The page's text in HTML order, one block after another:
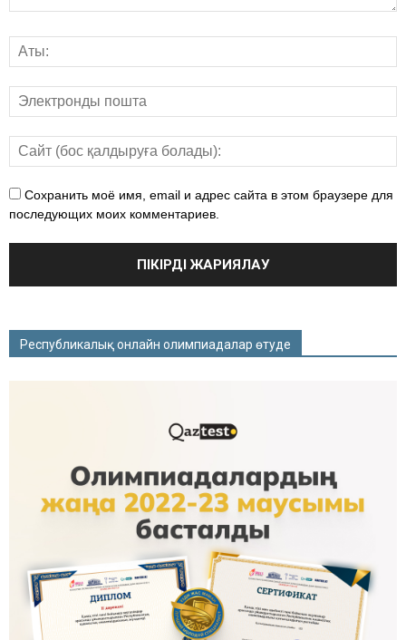
Сохранить моё имя, email и адрес сайта в этом браузере для
последующих моих комментариев.
Республикалық онлайн олимпиадалар өтуде